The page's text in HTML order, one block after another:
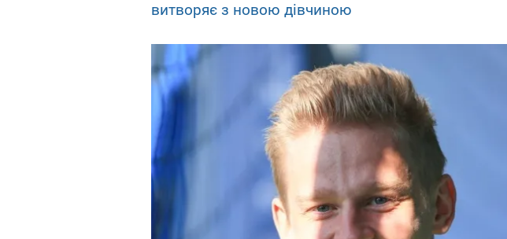
витворяє з новою дівчиною